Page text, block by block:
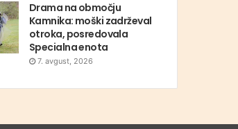
Drama na območju
Kamnika: moški zadrževal
otroka, posredovala
Specialna enota
7. avgust, 2026